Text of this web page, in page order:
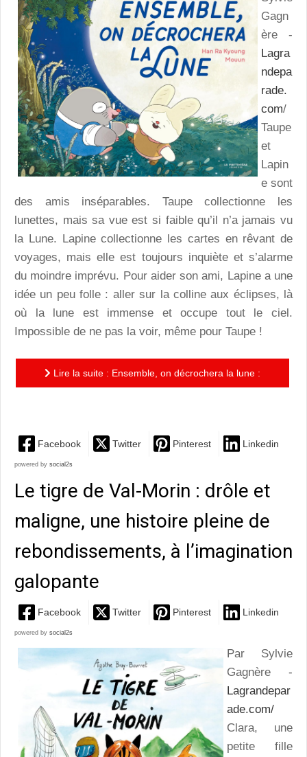
Gagn
ère -
Lagra
ndepa
rade.
com/
Taupe
et
Lapin
e sont
des amis inséparables. Taupe collectionne les
lunettes, mais sa vue est si faible qu’il n’a jamais vu
la Lune. Lapine collectionne les cartes en rêvant de
voyages, mais elle est toujours inquiète et s’alarme
du moindre imprévu. Pour aider son ami, Lapine a une
idée un peu folle : aller sur la colline aux éclipses, là
où la lune est immense et occupe tout le ciel.
Impossible de ne pas la voir, même pour Taupe !
Lire la suite : Ensemble, on décrochera la lune :
Facebook Twitter Pinterest Linkedin
powered by social2s
Le tigre de Val-Morin : drôle et
maligne, une histoire pleine de
rebondissements, à l’imagination
galopante
Facebook Twitter Pinterest Linkedin
powered by social2s
Par Sylvie
Gagnère -
Lagrandepar
ade.com/
Clara, une
petite fille